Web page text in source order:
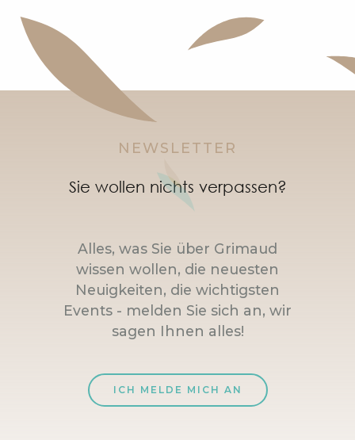
NEWSLETTER
Sie wollen nichts verpassen?
Alles, was Sie über Grimaud
wissen wollen, die neuesten
Neuigkeiten, die wichtigsten
Events - melden Sie sich an, wir
sagen Ihnen alles!
ICH MELDE MICH AN